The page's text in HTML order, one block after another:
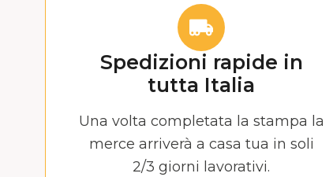
Spedizioni rapide in
tutta Italia
Una volta completata la stampa la
merce arriverà a casa tua in soli
2/3 giorni lavorativi.